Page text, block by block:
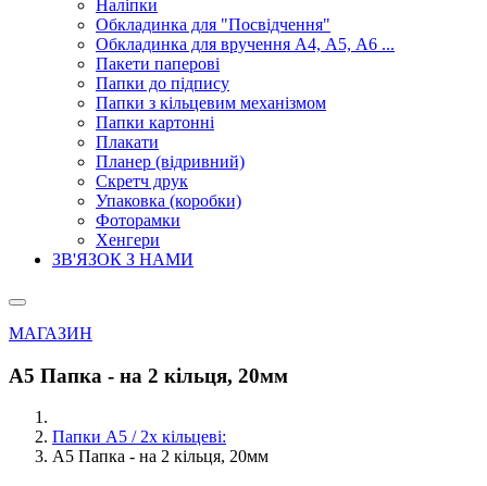
Наліпки
Обкладинка для "Посвідчення"
Обкладинка для вручення А4, А5, А6 ...
Пакети паперові
Папки до підпису
Папки з кільцевим механізмом
Папки картонні
Плакати
Планер (відривний)
Скретч друк
Упаковка (коробки)
Фоторамки
Хенгери
ЗВ'ЯЗОК З НАМИ
МАГАЗИН
А5 Папка - на 2 кільця, 20мм
Папки А5 / 2х кільцеві:
А5 Папка - на 2 кільця, 20мм